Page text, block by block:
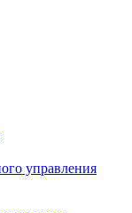
управления